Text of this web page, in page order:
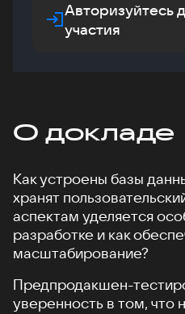
Авторизуйтесь
участия
О докладе
Как устроены базы
хранят
аспектам уделяется
разработке и как
масштабирование?
Предпродакшен-
уверенность в том, что